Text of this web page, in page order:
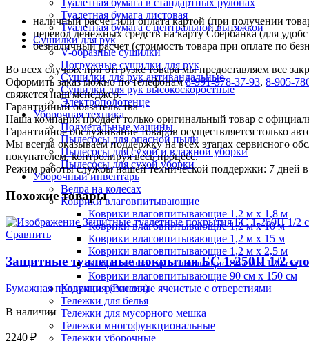
Туалетная бумага в стандартных рулонах
Туалетная бумага листовая
Туалетная бумага с центральной вытяжкой
Сушилки для рук
V-образные сушилки
Погружные сушилки для рук
Сушилки для рук антивандальные
Сушилки для рук высокоскоростные
Электрополотенце
Уборочная техника
Подметальные машины
Пылесосы для опасной пыли
Пылесосы для сухой и влажной уборки
Пылесосы для сухой уборки
Уборочный инвентарь
Ведра на колесах
Коврики влаговпитывающие
Коврики влаговпитывающие 1,2 м х 1,8 м
Коврики влаговпитывающие 1,2 м х 10 м
Коврики влаговпитывающие 1,2 м х 15 м
Коврики влаговпитывающие 1,2 м х 2,5 м
Коврики влаговпитывающие 80 см х 120 см
Коврики влаговпитывающие 90 см х 150 см
Коврики резиновые ячеистые с отверстиями
Тележки для белья
Тележки для мусорного мешка
Тележки многофункциональные
Тележки уборочные
наличный расчет или оплата картой (при получении
перевод денежных средств на карту Сбербанка (для
безналичный расчет (стоимость товара при оплате по
Во всех случаях при отгрузке товара мы предоставляем все
Оформить заказ можно по телефонам8-991-978-37-93, 8-905-
свяжется наш менеджер.
Гарантийный обязательства
Наша компания продает только оригинальный товар с
Гарантийное обслуживание товаров осуществляется только
Мы всегда оказываем поддержку на всех этапах сервисного
покупателем, контролируя весь процесс.
Режим работы службы нашей технической поддержки: 7 дней
Похожие товары
Сравнить
Защитные туалетные покрытия БС 1-250П 1/2
Бумажная продукция (Россия)
В наличии
2240 ₽